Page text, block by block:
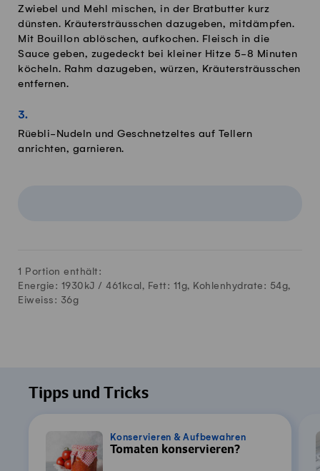
Zwiebel und Mehl mischen, in der Bratbutter kurz
dünsten. Kräutersträusschen dazugeben, mitdämpfen.
Mit Bouillon ablöschen, aufkochen. Fleisch in die
Sauce geben, zugedeckt bei kleiner Hitze 5-8 Minuten
köcheln. Rahm dazugeben, würzen, Kräutersträusschen
entfernen.
Rüebli-Nudeln und Geschnetzeltes auf Tellern
anrichten, garnieren.
1 Portion enthält:
Energie: 1930kJ / 461 kcal, Fett: 11 g, Kohlenhydrate: 54g,
Eiweiss: 36g
Tipps und Tricks
Konservieren & Aufbewahren
Tomaten konservieren?